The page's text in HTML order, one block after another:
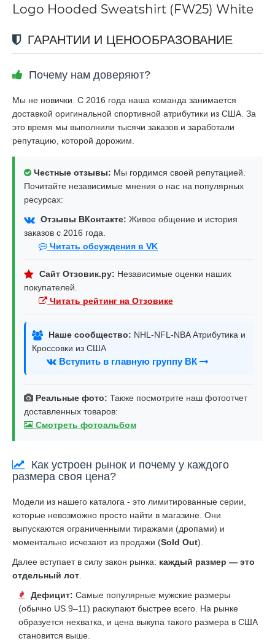
Logo Hooded Sweatshirt (FW25) White
ГАРАНТИИ И ЦЕНООБРАЗОВАНИЕ
Почему нам доверяют?
Мы не новички. С 2016 года наша команда занимается
доставкой оригинальной спортивной атрибутики из США. За
это время мы выполнили тысячи заказов и заработали
репутацию, которой дорожим.
Честные отзывы: Мы гордимся своей репутацией.
Почитайте независимые мнения о нас на популярных
ресурсах:
Отзывы ВКонтакте: Живое общение и история
заказов с 2016 года.
Читать обсуждения в VK
Сайт Отзовик.ру: Независимые оценки наших
покупателей.
Читать рейтинг на Отзовике
Наше сообщество: NHL-NFL-NBA Атрибутика и
Кроссовки из США
Вступить в главную группу ВК
Реальные фото: Также посмотрите наш фотоотчет
доставленных товаров:
Смотреть фотоальбом
Как устроен рынок и почему у каждого
размера своя цена?
Модели из нашего каталога - это лимитированные серии,
которые невозможно просто найти в магазине. Они
выпускаются ограниченными тиражами (дропами) и
моментально исчезают из продажи (Sold Out).
Далее вступает в силу закон рынка: каждый размер — это
отдельный лот
Дефицит: Самые популярные мужские размеры
(обычно US 9–11) раскупают быстрее всего. На рынке
образуется нехватка, и цена выкупа такого размера в США
становится выше.